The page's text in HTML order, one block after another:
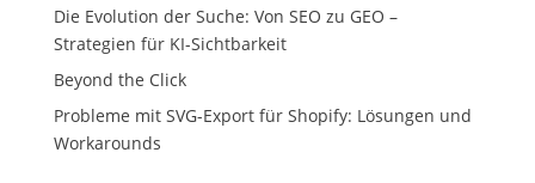
Die Evolution der Suche: Von SEO zu GEO –
Strategien für KI-Sichtbarkeit
Beyond the Click
Probleme mit SVG-Export für Shopify: Lösungen und
Workarounds